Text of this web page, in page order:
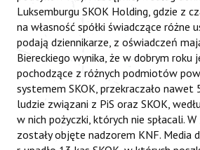
Luksemburgu SKOK Holding, gdzie z
na własność spółki świadczące różne
podają dziennikarze, z oświadczeń
Biereckiego wynika, że w dobrym roku
pochodzące z różnych podmiotów
systemem SKOK, przekraczało nawet
ludzie związani z PiS oraz SKOK,
w nich pożyczki, których nie spłacali. W
zostały objęte nadzorem KNF. Media